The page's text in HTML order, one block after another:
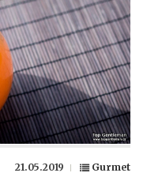
21.05.2019 Gurmet